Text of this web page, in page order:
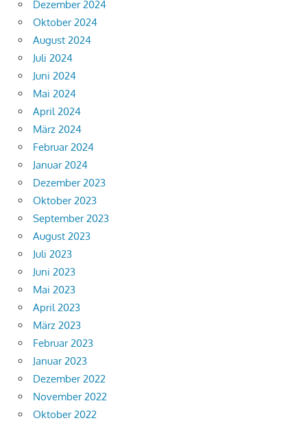
Dezember 2024
Oktober 2024
August 2024
Juli 2024
Juni 2024
Mai 2024
April 2024
März 2024
Februar 2024
Januar 2024
Dezember 2023
Oktober 2023
September 2023
August 2023
Juli 2023
Juni 2023
Mai 2023
April 2023
März 2023
Februar 2023
Januar 2023
Dezember 2022
November 2022
Oktober 2022